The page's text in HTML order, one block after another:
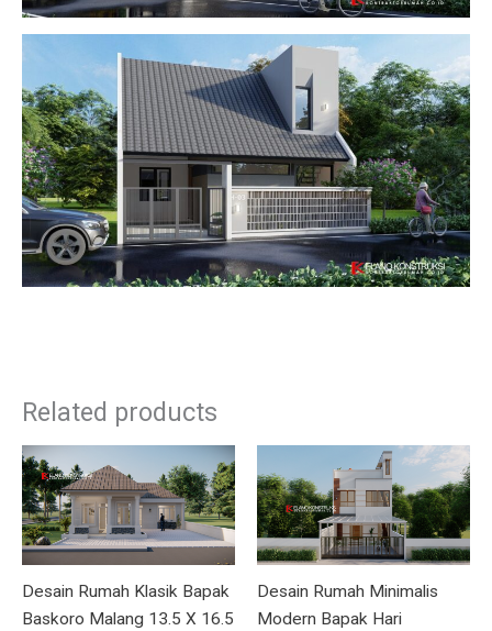
Related products
Desain Rumah Klasik Bapak
Baskoro Malang 13.5 X 16.5
Desain Rumah Minimalis
Modern Bapak Hari